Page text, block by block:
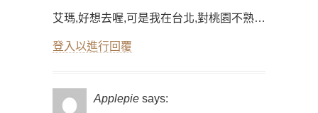
艾瑪,好想去喔,可是我在台北,對桃園不熟…
登入以進行回覆
Applepie says: